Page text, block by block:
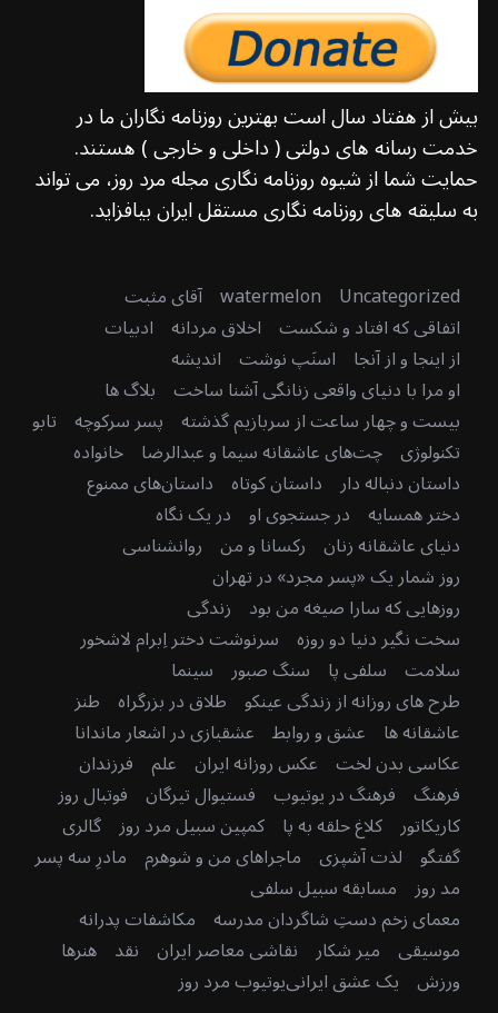
بیش از هفتاد سال است بهترین روزنامه نگاران ما در
خدمت رسانه های دولتی ( داخلی و خارجی ) هستند.
حمایت شما از شیوه روزنامه نگاری مجله مرد روز، می تواند
به سلیقه های روزنامه نگاری مستقل ایران بیافزاید.
Uncategorized
watermelon آقای مثبت
اتفاقی که افتاد و شکست اخلاق مردانه ادبیات
از اینجا و از آنجا اسنَپ نوشت اندیشه
او مرا با دنیای واقعی زنانگی آشنا ساخت بلاگ ها
بیست و چهار ساعت از سربازیم گذشته پسر سرکوچه تابو
تکنولوژی چت‌های عاشقانه سیما و عبدالرضا خانواده
داستان دنباله دار داستان کوتاه داستان‌های ممنوع
دختر همسایه در جستجوی او در یک نگاه
دنیای عاشقانه زنان رکسانا و من روانشناسی
روز شمار یک «پسر مجرد» در تهران
روزهایی که سارا صیغه من بود زندگی
سخت نگیر دنیا دو روزه سرنوشت دختر اِبرام لاشخور
سلامت سلفی پا سنگ صبور سینما
طرح های روزانه از زندگی عینکو طلاق در بزرگراه طنز
عاشقانه ها عشق و روابط عشقبازی در اشعار ماندانا
عکاسی بدن لخت عکس روزانه ایران علم فرزندان
فرهنگ فرهنگ در یوتیوب فستیوال تیرگان فوتبال روز
کاریکاتور کلاغ حلقه به پا کمپین سبیل مرد روز گالری
گفتگو لذت آشپزی ماجراهای من و شوهرم مادرِ سه پسر
مد روز مسابقه سبیل سلفی
معمای زخم دستِ شاگردان مدرسه مکاشفات پدرانه
موسیقی میر شکار نقاشی معاصر ایران نقد هنرها
ورزش یک عشق ایرانییوتیوب مرد روز